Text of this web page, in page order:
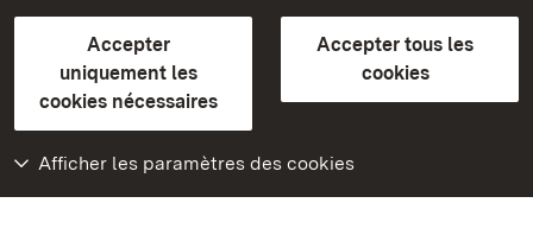
Accepter
uniquement les
cookies nécessaires
Accepter tous les
cookies
Afficher les paramètres des cookies
plus loin
Accueil
Monuments
Rendez-nous visite